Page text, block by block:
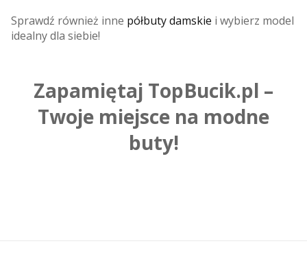
Sprawdź również inne półbuty damskie i wybierz model
idealny dla siebie!
Zapamiętaj TopBucik.pl –
Twoje miejsce na modne
buty!